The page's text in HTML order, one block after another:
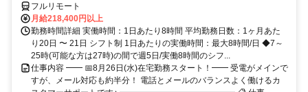
フルリモート
月給218,400円以上
勤務時間詳細 実働時間：1日あたり8時間 平均勤務日数：1ヶ月あた
り20日 〜 21日 シフト制 1日あたりの実働時間：最大8時間/日 ◆7～
25時(可能な方は27時)の間で週5日/実働8時間のシフ...
仕事内容 ━━ 📅8月26日(水)在宅勤務スタート！━━ 受電がメインで
すが、メール対応も約半分！ 電話とメールのバランスよく働けるカ